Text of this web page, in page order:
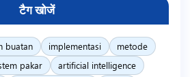
टैग खोजें
buatan implementasi
metode
pakar
artificial intelligence